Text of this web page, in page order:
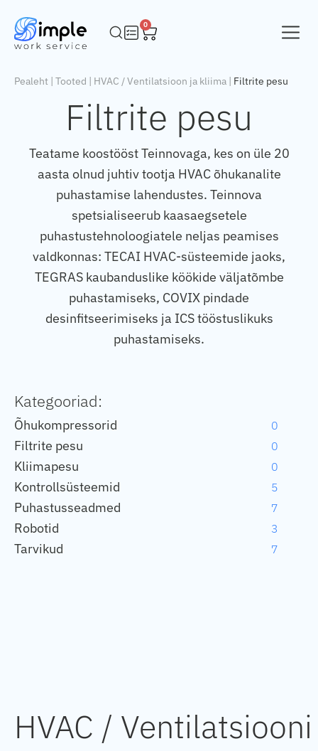
0
Pealeht | Tooted | HVAC / Ventilatsioon ja kliima | Filtrite pesu
Filtrite pesu
Teatame koostööst Teinnovaga, kes on üle 20
aasta olnud juhtiv tootja HVAC õhukanalite
puhastamise lahendustes. Teinnova
spetsialiseerub kaasaegsetele
puhastustehnoloogiatele neljas peamises
valdkonnas: TECAI HVAC-süsteemide jaoks,
TEGRAS kaubanduslike köökide väljatõmbe
puhastamiseks, COVIX pindade
desinfitseerimiseks ja ICS tööstuslikuks
puhastamiseks.
Kategooriad:
Õhukompressorid 0
Filtrite pesu 0
Kliimapesu 0
Kontrollsüsteemid 5
Puhastusseadmed 7
Robotid 3
Tarvikud 7
HVAC / Ventilatsiooni